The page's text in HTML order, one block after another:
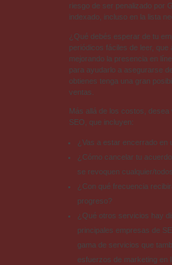
riesgo de ser penalizado por
indexado, incluso en la lista
¿Qué debés esperar de tu
periódicos fáciles de leer, que
mejorando la presencia en
para ayudarlo a asegurarse
obtienes tenga una gran
ventas.
Más allá de los costos, desea
SEO, que incluyen:
¿Vas a estar encerrado en
¿Cómo cancelar tu
se revoquen cualquier/
¿Con qué frecuencia
progreso?
¿Qué otros servicios hay
principales empresas de
gama de servicios que
esfuerzos de marketing en